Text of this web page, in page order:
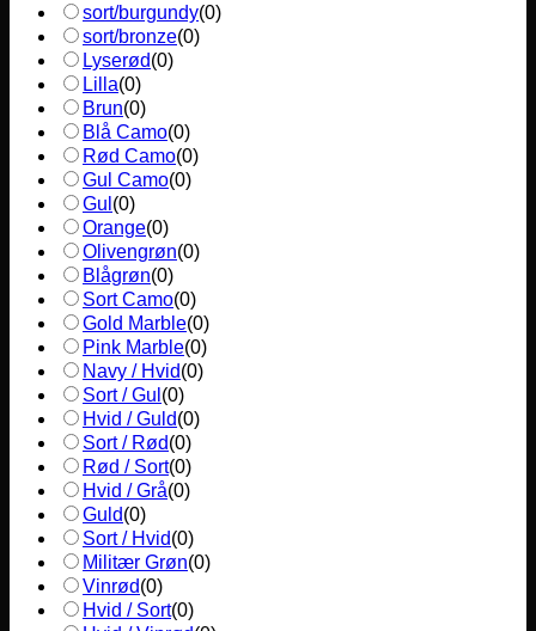
sort/burgundy(0)
sort/bronze(0)
Lyserød(0)
Lilla(0)
Brun(0)
Blå Camo(0)
Rød Camo(0)
Gul Camo(0)
Gul (0)
Orange(0)
Olivengrøn(0)
Blågrøn(0)
Sort Camo(0)
Gold Marble(0)
Pink Marble(0)
Navy / Hvid(0)
Sort / Gul (0)
Hvid / Guld(0)
Sort / Rød(0)
Rød / Sort(0)
Hvid / Grå(0)
Guld(0)
Sort / Hvid(0)
Militær Grøn(0)
Vinrød(0)
Hvid / Sort(0)